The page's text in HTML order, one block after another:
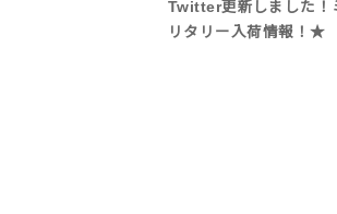
Twitter更新しました！
リタリー入荷情報！★